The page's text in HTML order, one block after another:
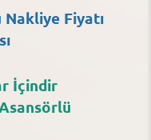
Fiyatı
İçindir